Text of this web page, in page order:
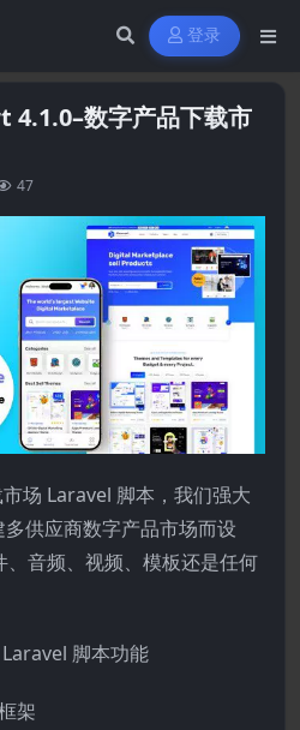
登录
4.1.0–数字产品下载市
47
场 Laravel 脚本，我们强大
供应商数字产品市场而设
音频、视频、模板还是任何
脚本功能
架